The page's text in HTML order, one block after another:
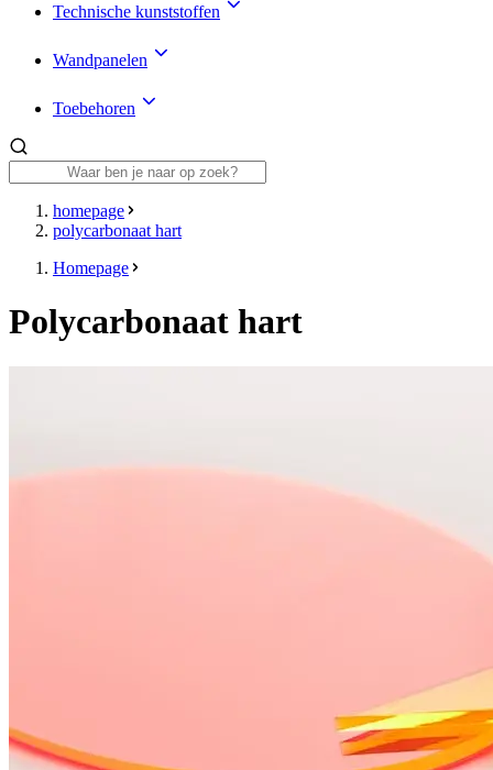
Technische kunststoffen
Wandpanelen
Toebehoren
homepage
polycarbonaat hart
Homepage
Polycarbonaat hart